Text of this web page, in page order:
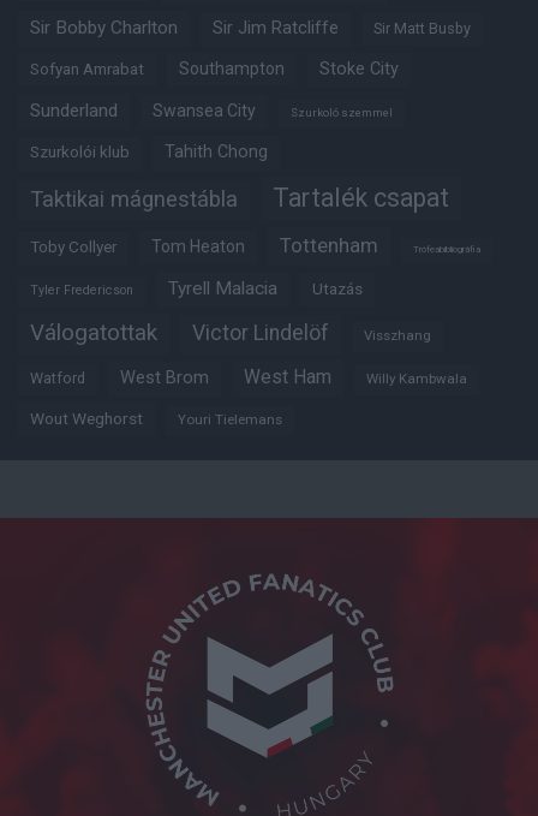
Sir Bobby Charlton Sir Jim Ratcliffe Sir Matt Busby
Sofyan Amrabat Southampton Stoke City
Sunderland Swansea City Szurkoló szemmel
Szurkolói klub Tahith Chong
Taktikai mágnestábla Tartalék csapat
Toby Collyer Tom Heaton Tottenham Trófeabibliográfia
Tyler Fredericson Tyrell Malacia Utazás
Válogatottak Victor Lindelöf Visszhang
Watford West Brom West Ham Willy Kambwala
Wout Weghorst Youri Tielemans